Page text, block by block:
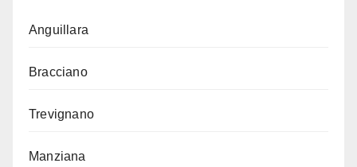
Anguillara
Bracciano
Trevignano
Manziana